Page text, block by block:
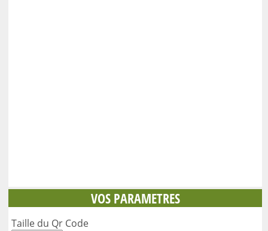
VOS PARAMETRES
Taille du Qr Code